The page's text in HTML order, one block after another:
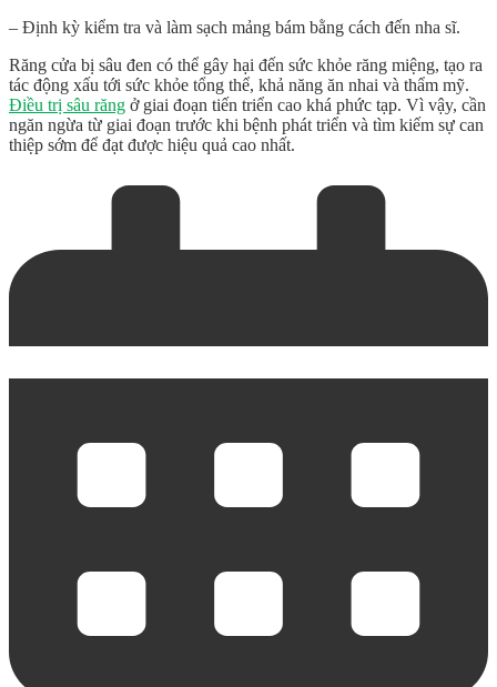
– Định kỳ kiểm tra và làm sạch mảng bám bằng cách đến nha sĩ.
Răng cửa bị sâu đen có thể gây hại đến sức khỏe răng miệng, tạo ra
tác động xấu tới sức khỏe tổng thể, khả năng ăn nhai và thẩm mỹ.
Điều trị sâu răng ở giai đoạn tiến triển cao khá phức tạp. Vì vậy, cần
ngăn ngừa từ giai đoạn trước khi bệnh phát triển và tìm kiếm sự can
thiệp sớm để đạt được hiệu quả cao nhất.